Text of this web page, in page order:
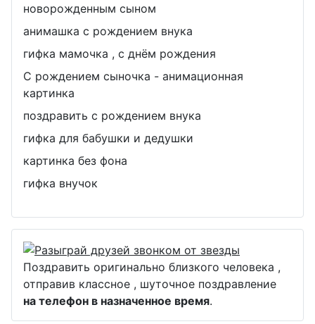
новорожденным сыном
анимашка с рождением внука
гифка мамочка , с днём рождения
С рождением сыночка - анимационная
картинка
поздравить с рождением внука
гифка для бабушки и дедушки
картинка без фона
гифка внучок
Поздравить оригинально близкого человека ,
отправив классное , шуточное поздравление
на телефон в назначенное время.